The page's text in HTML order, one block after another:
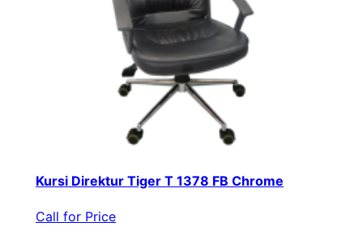
Kursi Direktur Tiger T 1378 FB Chrome
Call for Price